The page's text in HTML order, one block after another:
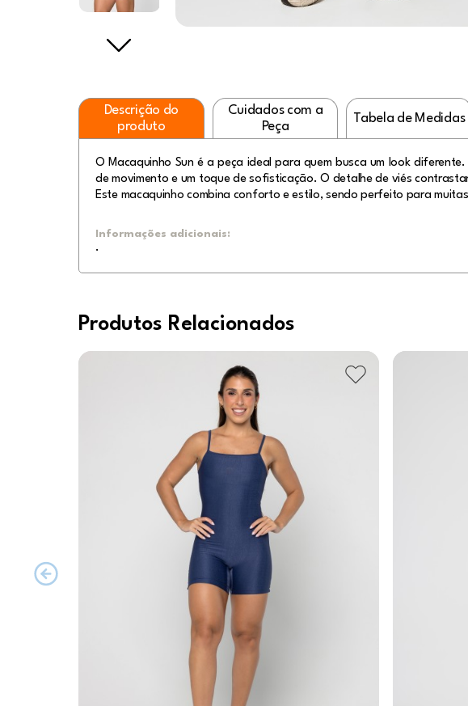
Descrição do
produto
Cuidados com a
Peça
Tabela de Medidas
O Macaquinho Sun é a peça ideal para quem busca um look
de movimento e um toque de sofisticação. O detalhe de viés
Este macaquinho combina conforto e estilo, sendo perfeito para
Informações adicionais:
.
Produtos Relacionados